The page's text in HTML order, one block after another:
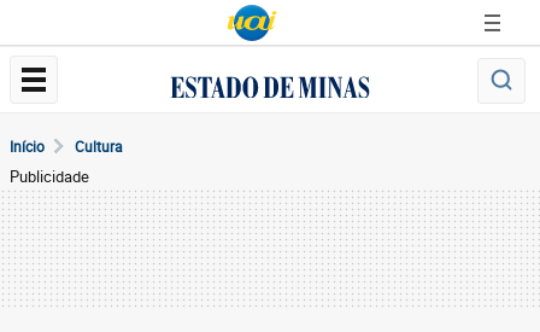
Início Cultura
Publicidade